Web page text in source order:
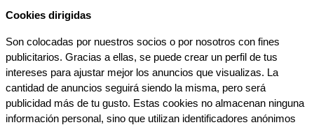
Cookies dirigidas
Son colocadas por nuestros socios o por nosotros con fines
publicitarios. Gracias a ellas, se puede crear un perfil de tus
intereses para ajustar mejor los anuncios que visualizas. La
cantidad de anuncios seguirá siendo la misma, pero será
publicidad más de tu gusto. Estas cookies no almacenan ninguna
información personal, sino que utilizan identificadores anónimos